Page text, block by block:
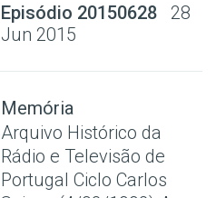
Episódio 20150628
28
Jun 2015
Memória
Arquivo Histórico da
Rádio e Televisão de
Portugal Ciclo Carlos